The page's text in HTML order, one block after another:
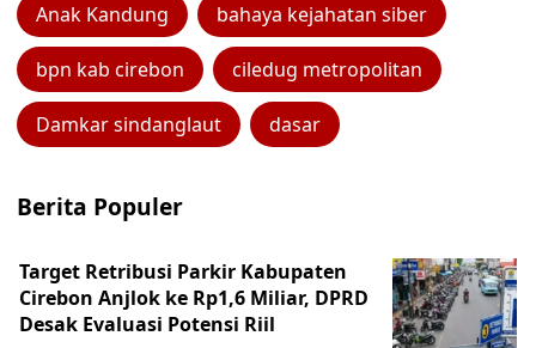
Anak Kandung bahaya kejahatan siber
bpn kab cirebon ciledug metropolitan
Damkar sindanglaut dasar
Berita Populer
Target Retribusi Parkir Kabupaten
Cirebon Anjlok ke Rp1,6 Miliar, DPRD
Desak Evaluasi Potensi Riil